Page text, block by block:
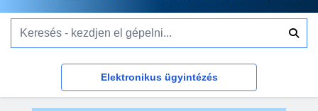
Elektronikus ügyintézés